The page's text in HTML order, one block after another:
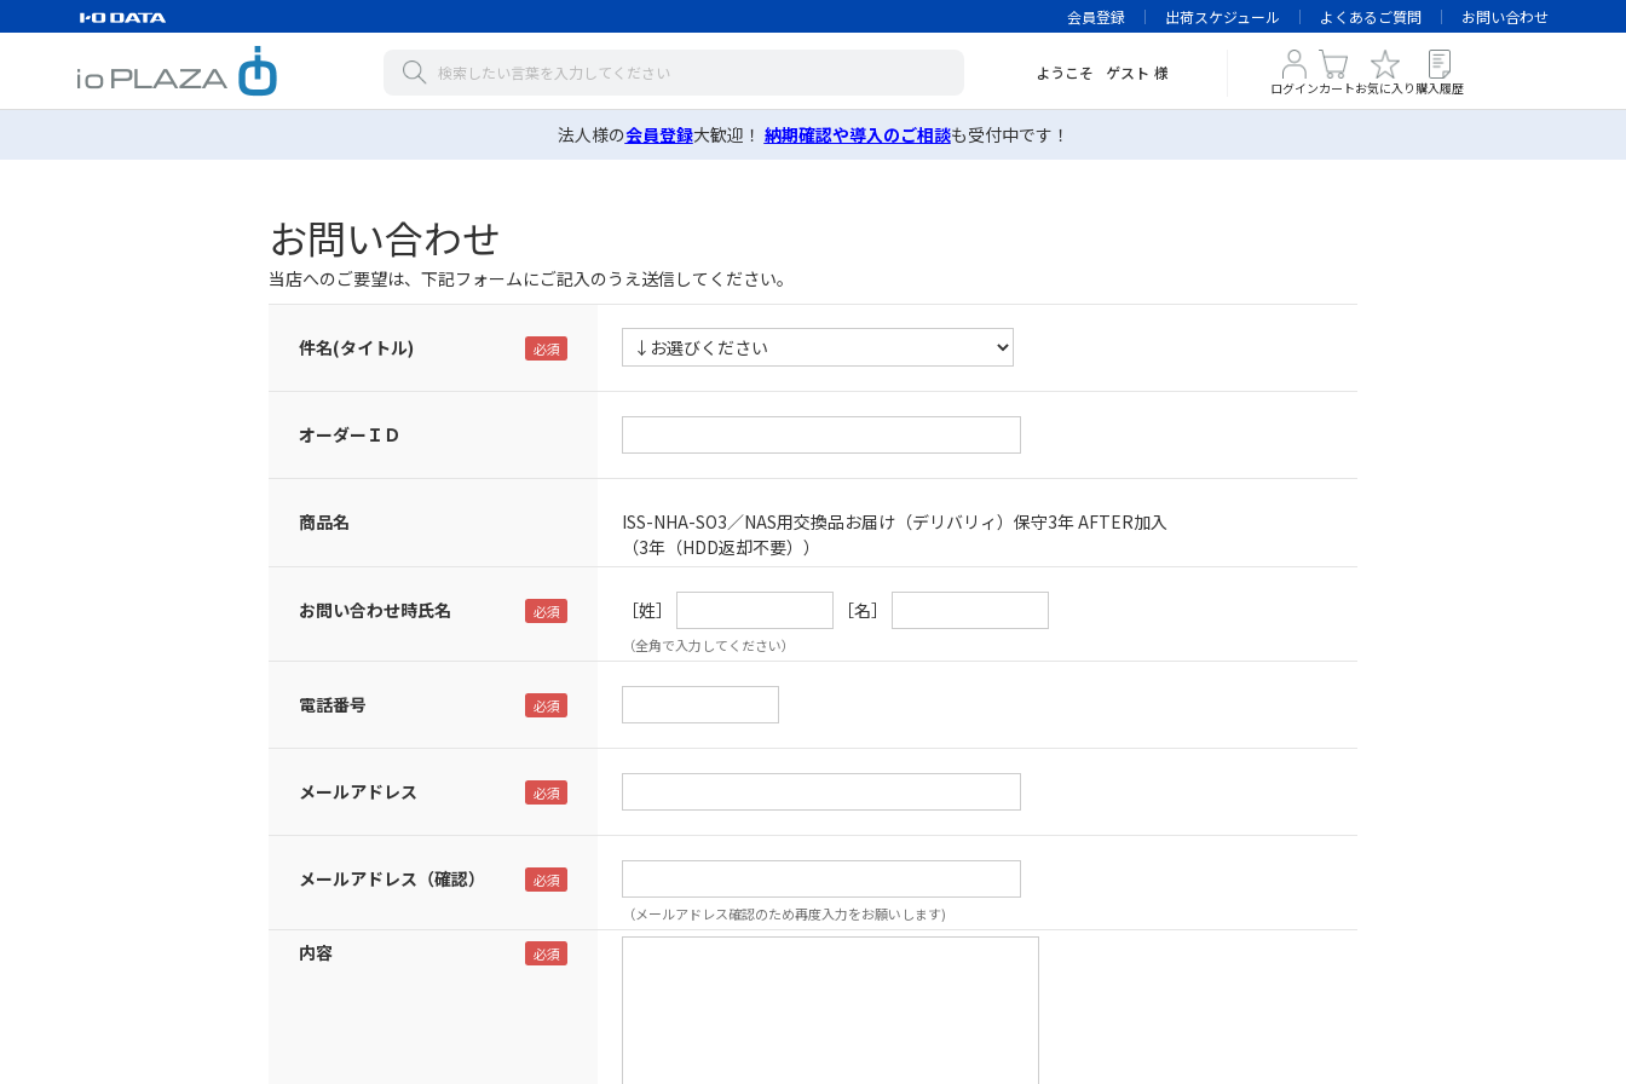
会員登録 出荷スケジュール よくあるご質問 お問い合わせ
ようこそ ゲスト 様
ログインカートお気に入り 購入履歴
法人様の会員登録大歓迎！ 納期確認や導入のご相談も受付中です！
お問い合わせ
当店へのご要望は、下記フォームにご記入のうえ送信してください。
件名(タイトル)
オーダーＩＤ
商品名
ISS-NHA-SO3／NAS用交換品お届け（デリバリィ）保守3年 AFTER加入
（3年（HDD返却不要））
お問い合わせ時氏名 ［姓］ ［名］
（全角で入力してください）
電話番号
メールアドレス
メールアドレス（確認）
（メールアドレス確認のため再度入力をお願いします)
内容